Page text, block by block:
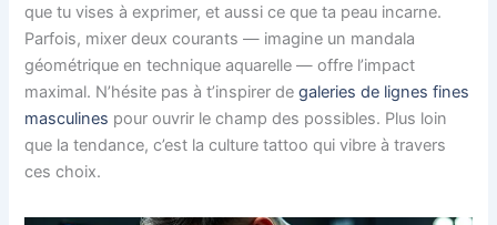
que tu vises à exprimer, et aussi ce que ta peau incarne.
Parfois, mixer deux courants — imagine un mandala
géométrique en technique aquarelle — offre l’impact
maximal. N’hésite pas à t’inspirer degaleries de lignes fines
masculines pour ouvrir le champ des possibles. Plus loin
que la tendance, c’est la culture tattoo qui vibre à travers
ces choix.